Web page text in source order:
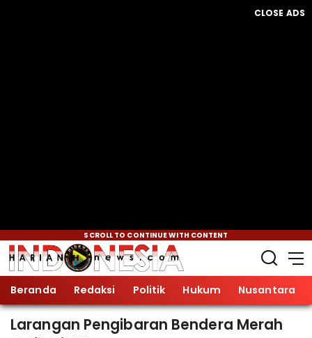
CLOSE ADS
SCROLL TO CONTINUE WITH CONTENT
Beranda Redaksi Politik Hukum Nusantara
Larangan Pengibaran Bendera Merah